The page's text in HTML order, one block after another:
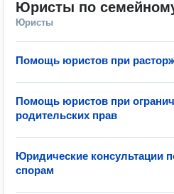
Юристы по
Юристы
Помощь юристов при
Помощь юристов при
родительских прав
Юридические консультации
спорам